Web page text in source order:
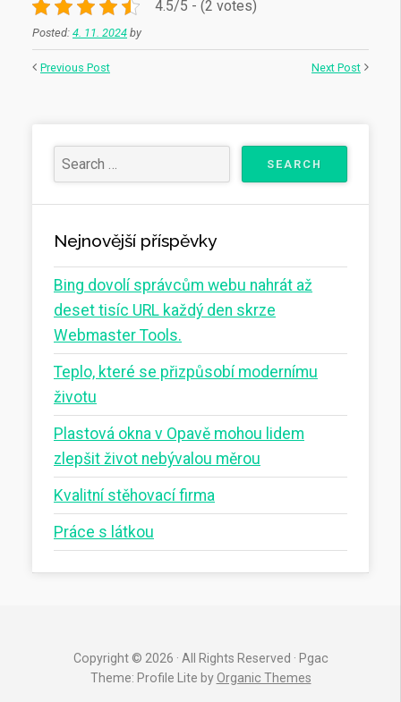
4.5/5 - (2 votes)
Posted: 4. 11. 2024 by
Previous Post Next Post
Nejnovější příspěvky
Bing dovolí správcům webu nahrát až
deset tisíc URL každý den skrze
Webmaster Tools.
Teplo, které se přizpůsobí modernímu
životu
Plastová okna v Opavě mohou lidem
zlepšit život nebývalou měrou
Kvalitní stěhovací firma
Práce s látkou
Copyright © 2026 · All Rights Reserved · Pgac
Theme: Profile Lite byOrganic Themes